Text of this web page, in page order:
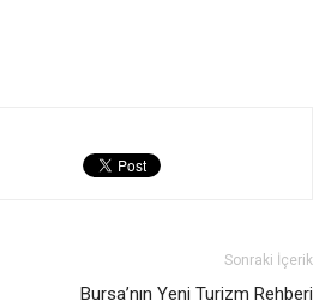
Sonraki İçerik
Bursa’nın Yeni Turizm Rehberi